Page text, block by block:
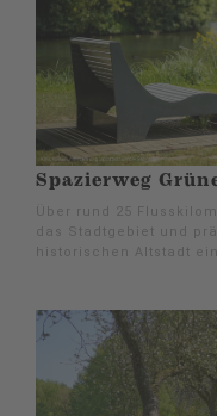
Spazierweg
Über rund 25
das Stadtgebiet und
historischen Altstadt